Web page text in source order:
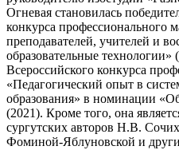
Огневая становилась
конкурса профессионального
преподавателей, учителей и
образовательные технологии»
Всероссийского конкурса
«Педагогический опыт в
образования» в номинации
(2021). Кроме того, она
сургутских авторов Н.В.
Фоминой-Яблуновской и